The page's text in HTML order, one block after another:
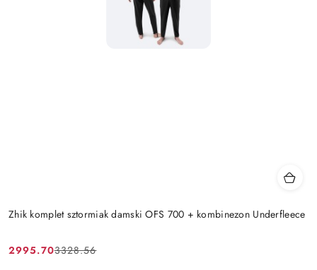
Zhik komplet sztormiak damski OFS 700 + kombinezon Underfleece
Cena
2995.70
Cena
3328.56